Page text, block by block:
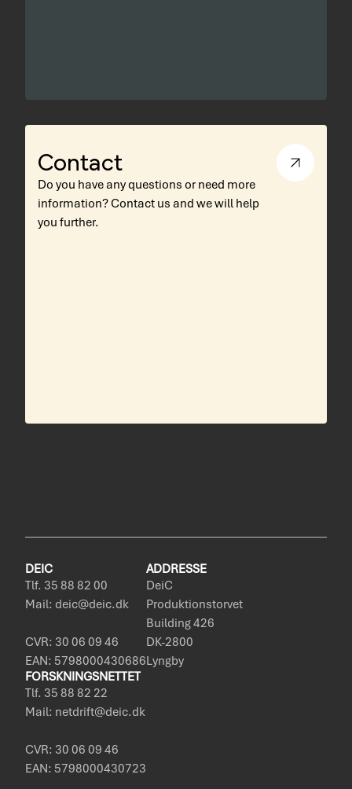
Contact
Do you have any questions or need more
information? Contact us and we will help
you further.
DEIC
Tlf. 35 88 82 00
Mail: deic@deic.dk
CVR: 30 06 09 46
EAN: 5798000430686
ADDRESSE
DeiC
Produktionstorvet
Building 426
DK-2800
Lyngby
FORSKNINGSNETTET
Tlf. 35 88 82 22
Mail: netdrift@deic.dk
CVR: 30 06 09 46
EAN: 5798000430723